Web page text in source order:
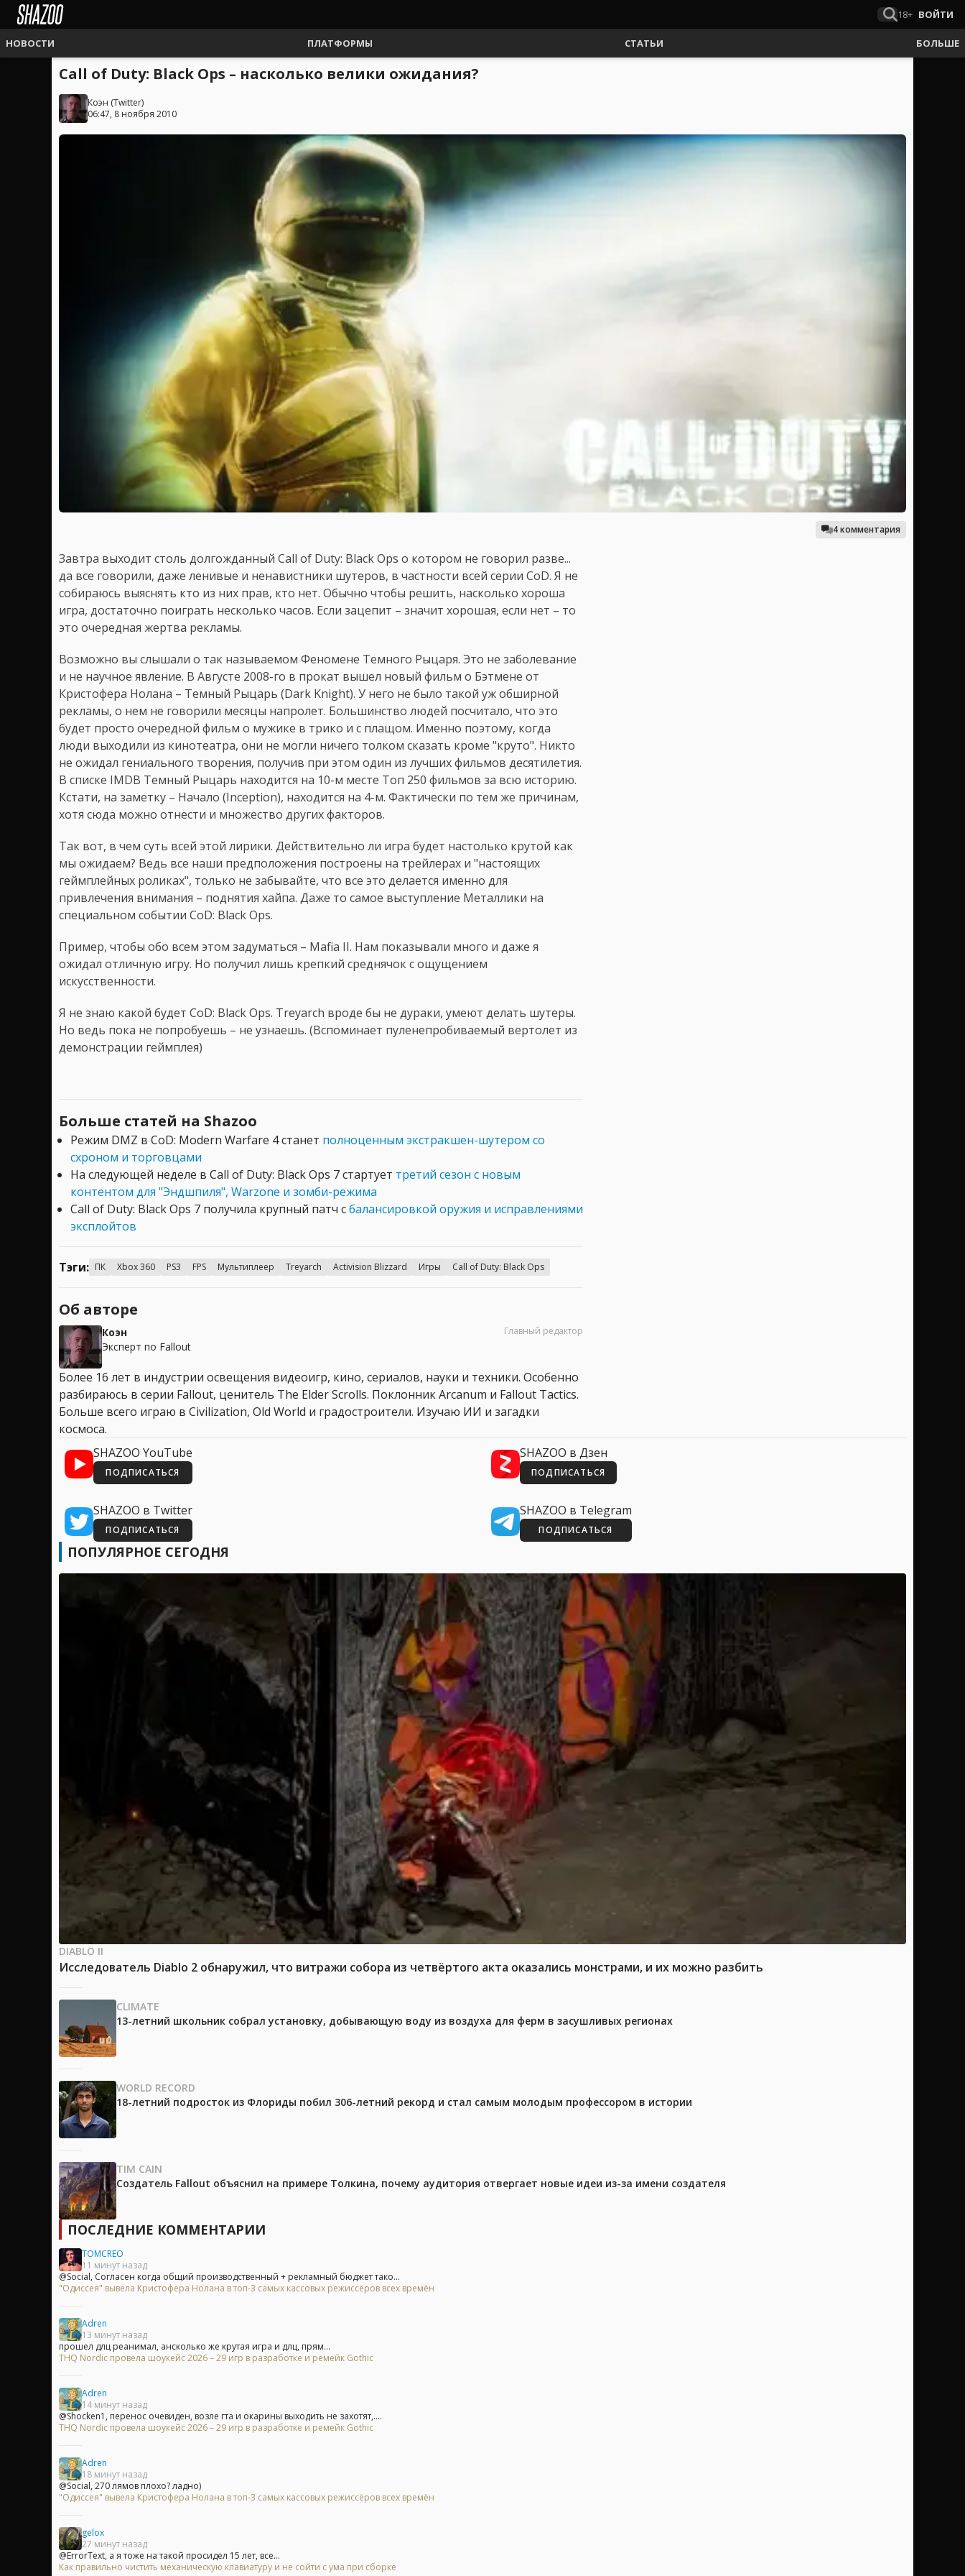
18+ ВОЙТИ
НОВОСТИ ПЛАТФОРМЫ СТАТЬИ БОЛЬШЕ
Call of Duty: Black Ops – насколько велики ожидания?
Коэн (Twitter)
06:47, 8 ноября 2010
4 комментария
Завтра выходит столь долгожданный Call of Duty: Black Ops о котором не говорил разве...
да все говорили, даже ленивые и ненавистники шутеров, в частности всей серии СoD. Я не
собираюсь выяснять кто из них прав, кто нет. Обычно чтобы решить, насколько хороша
игра, достаточно поиграть несколько часов. Если зацепит – значит хорошая, если нет – то
это очередная жертва рекламы.
Возможно вы слышали о так называемом Феномене Темного Рыцаря. Это не заболевание
и не научное явление. В Августе 2008-го в прокат вышел новый фильм о Бэтмене от
Кристофера Нолана – Темный Рыцарь (Dark Knight). У него не было такой уж обширной
рекламы, о нем не говорили месяцы напролет. Большинство людей посчитало, что это
будет просто очередной фильм о мужике в трико и с плащом. Именно поэтому, когда
люди выходили из кинотеатра, они не могли ничего толком сказать кроме "круто". Никто
не ожидал гениального творения, получив при этом один из лучших фильмов десятилетия.
В списке IMDB Темный Рыцарь находится на 10-м месте Топ 250 фильмов за всю историю.
Кстати, на заметку – Начало (Inception), находится на 4-м. Фактически по тем же причинам,
хотя сюда можно отнести и множество других факторов.
Так вот, в чем суть всей этой лирики. Действительно ли игра будет настолько крутой как
мы ожидаем? Ведь все наши предположения построены на трейлерах и "настоящих
геймплейных роликах", только не забывайте, что все это делается именно для
привлечения внимания – поднятия хайпа. Даже то самое выступление Металлики на
специальном событии CoD: Black Ops.
Пример, чтобы обо всем этом задуматься – Mafia II. Нам показывали много и даже я
ожидал отличную игру. Но получил лишь крепкий среднячок с ощущением
искусственности.
Я не знаю какой будет CoD: Black Ops. Treyarch вроде бы не дураки, умеют делать шутеры.
Но ведь пока не попробуешь – не узнаешь. (Вспоминает пуленепробиваемый вертолет из
демонстрации геймплея)
Больше статей на Shazoo
Режим DMZ в CoD: Modern Warfare 4 станет полноценным экстракшен-шутером со
схроном и торговцами
На следующей неделе в Call of Duty: Black Ops 7 стартует третий сезон с новым
контентом для "Эндшпиля", Warzone и зомби-режима
Call of Duty: Black Ops 7 получила крупный патч сбалансировкой оружия и исправлениями
эксплойтов
Тэги: ПК Xbox 360 PS3 FPS Мультиплеер Treyarch Activision Blizzard Игры Call of Duty: Black Ops
Об авторе
Коэн
Эксперт по Fallout
Главный редактор
Более 16 лет в индустрии освещения видеоигр, кино, сериалов, науки и техники. Особенно
разбираюсь в серии Fallout, ценитель The Elder Scrolls. Поклонник Arcanum и Fallout Tactics.
Больше всего играю в Civilization, Old World и градостроители. Изучаю ИИ и загадки
космоса.
SHAZOO YouTube
ПОДПИСАТЬСЯ
SHAZOO в Дзен
ПОДПИСАТЬСЯ
SHAZOO в Twitter
ПОДПИСАТЬСЯ
SHAZOO в Telegram
ПОДПИСАТЬСЯ
ПОПУЛЯРНОЕ СЕГОДНЯ
DIABLO II
Исследователь Diablo 2 обнаружил, что витражи собора из четвёртого акта оказались монстрами, и их можно разбить
CLIMATE
13-летний школьник собрал установку, добывающую воду из воздуха для ферм в засушливых регионах
WORLD RECORD
18-летний подросток из Флориды побил 306-летний рекорд и стал самым молодым профессором в истории
TIM CAIN
Создатель Fallout объяснил на примере Толкина, почему аудитория отвергает новые идеи из-за имени создателя
ПОСЛЕДНИЕ КОММЕНТАРИИ
TOMCREO
11 минут назад
@Social, Согласен когда общий производственный + рекламный бюджет тако...
"Одиссея" вывела Кристофера Нолана в топ-3 самых кассовых режиссёров всех времён
Adren
13 минут назад
прошел длц реанимал, ансколько же крутая игра и длц, прям...
THQ Nordic провела шоукейс 2026 – 29 игр в разработке и ремейк Gothic
Adren
14 минут назад
@Shocken1, перенос очевиден, возле гта и окарины выходить не захотят,....
THQ Nordic провела шоукейс 2026 – 29 игр в разработке и ремейк Gothic
Adren
18 минут назад
@Social, 270 лямов плохо? ладно)
"Одиссея" вывела Кристофера Нолана в топ-3 самых кассовых режиссёров всех времён
gelox
27 минут назад
@ErrorText, а я тоже на такой просидел 15 лет, все...
Как правильно чистить механическую клавиатуру и не сойти с ума при сборке